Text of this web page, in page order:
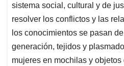
sistema social, cultural y de
resolver los conflictos y las
los conocimientos se pasan
generación, tejidos y
mujeres en mochilas y